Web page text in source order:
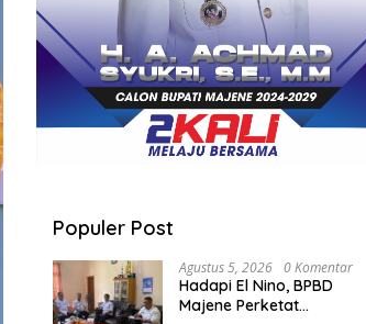
Populer Post
Agustus 5, 2026 0 Komentar
Hadapi El Nino, BPBD
Majene Perketat